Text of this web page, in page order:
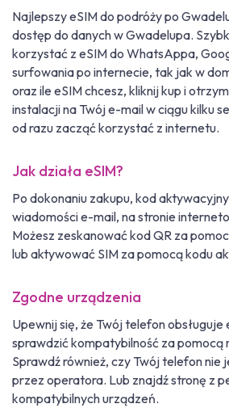
Najlepszy eSIM do podróży po
dostęp do danych w Gwadelupa.
korzystać z eSIM do WhatsAppa,
surfowania po internecie, tak jak w
oraz ile eSIM chcesz, kliknij kup i
instalacji na Twój e-mail w ciągu kilku
od razu zacząć korzystać z internetu.
Jak działa eSIM?
Po dokonaniu zakupu, kod
wiadomości e-mail, na stronie
Możesz zeskanować kod QR za
lub aktywować SIM za pomocą kodu
Zgodne urządzenia
Upewnij się, że Twój telefon obsługuje
sprawdzić kompatybilność za pomocą
Sprawdź również, czy Twój telefon nie
przez operatora. Lub znajdź stronę z
kompatybilnych urządzeń.